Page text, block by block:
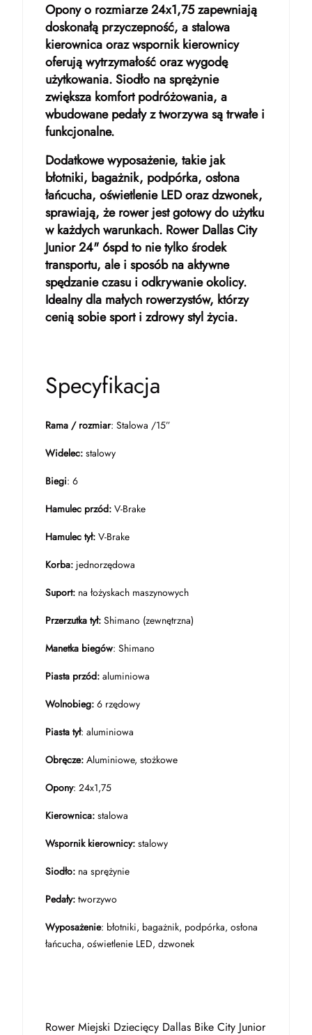
Opony o rozmiarze 24x1,75 zapewniają
doskonałą przyczepność, a stalowa
kierownica oraz wspornik kierownicy
oferują wytrzymałość oraz wygodę
użytkowania. Siodło na sprężynie
zwiększa komfort podróżowania, a
wbudowane pedały z tworzywa są trwałe i
funkcjonalne.
Dodatkowe wyposażenie, takie jak
błotniki, bagażnik, podpórka, osłona
łańcucha, oświetlenie LED oraz dzwonek,
sprawiają, że rower jest gotowy do użytku
w każdych warunkach. Rower Dallas City
Junior 24" 6spd to nie tylko środek
transportu, ale i sposób na aktywne
spędzanie czasu i odkrywanie okolicy.
Idealny dla małych rowerzystów, którzy
cenią sobie sport i zdrowy styl życia.
Specyfikacja
Rama / rozmiar: Stalowa /15”
Widelec: stalowy
Biegi: 6
Hamulec przód: V-Brake
Hamulec tył: V-Brake
Korba: jednorzędowa
Suport: na łożyskach maszynowych
Przerzutka tył: Shimano (zewnętrzna)
Manetka biegów: Shimano
Piasta przód: aluminiowa
Wolnobieg: 6 rzędowy
Piasta tył: aluminiowa
Obręcze: Aluminiowe, stożkowe
Opony: 24x1,75
Kierownica: stalowa
Wspornik kierownicy: stalowy
Siodło: na sprężynie
Pedały: tworzywo
Wyposażenie: błotniki, bagażnik, podpórka, osłona
łańcucha, oświetlenie LED, dzwonek
Rower Miejski Dziecięcy Dallas Bike City Junior